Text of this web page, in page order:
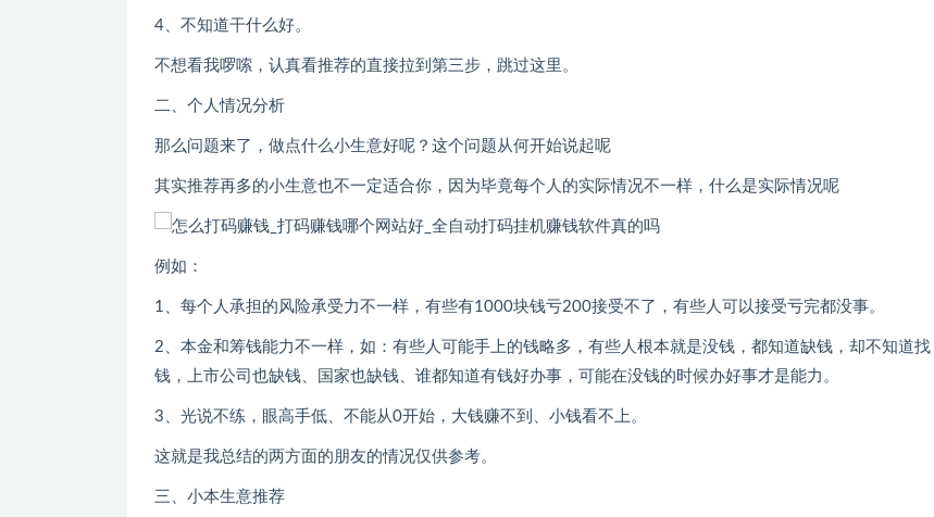
4、不知道干什么好。
不想看我啰嗦，认真看推荐的直接拉到第三步，跳过这里。
二、个人情况分析
那么问题来了，做点什么小生意好呢？这个问题从何开始说起呢
其实推荐再多的小生意也不一定适合你，因为毕竟每个人的实际情况不一样，什么是实际情况呢
例如：
1、每个人承担的风险承受力不一样，有些有1000块钱亏200接受不了，有些人可以接受亏完都没事。
2、本金和筹钱能力不一样，如：有些人可能手上的钱略多，有些人根本就是没钱，都知道缺钱，却不知道找
钱，上市公司也缺钱、国家也缺钱、谁都知道有钱好办事，可能在没钱的时候办好事才是能力。
3、光说不练，眼高手低、不能从0开始，大钱赚不到、小钱看不上。
这就是我总结的两方面的朋友的情况仅供参考。
三、小本生意推荐